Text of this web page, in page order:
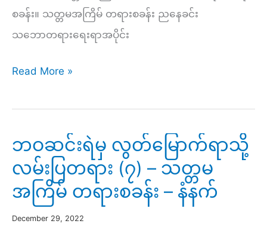
စခန်း။ သတ္တမအကြိမ် တရားစခန်း ညနေခင်း
သဘောတရားရေးရာအပိုင်း
ဝေဒနာ
(၁)
သဗ္ဗညုတဉာဏ်
ပညာ
ကွန်ရက်
ဒေသနာ
Read More »
ဘဝဆင်းရဲမှ လွတ်မြောက်ရာသို့
လမ်းပြတရား (၇) – သတ္တမ
အကြိမ် တရားစခန်း – နံနက်
December 29, 2022